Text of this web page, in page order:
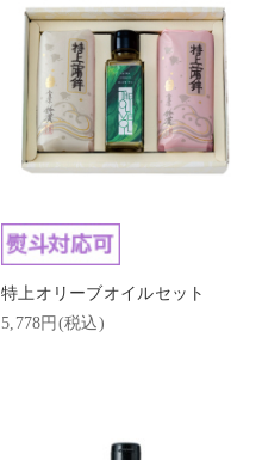
特上オリーブオイルセット
5,778円(税込)